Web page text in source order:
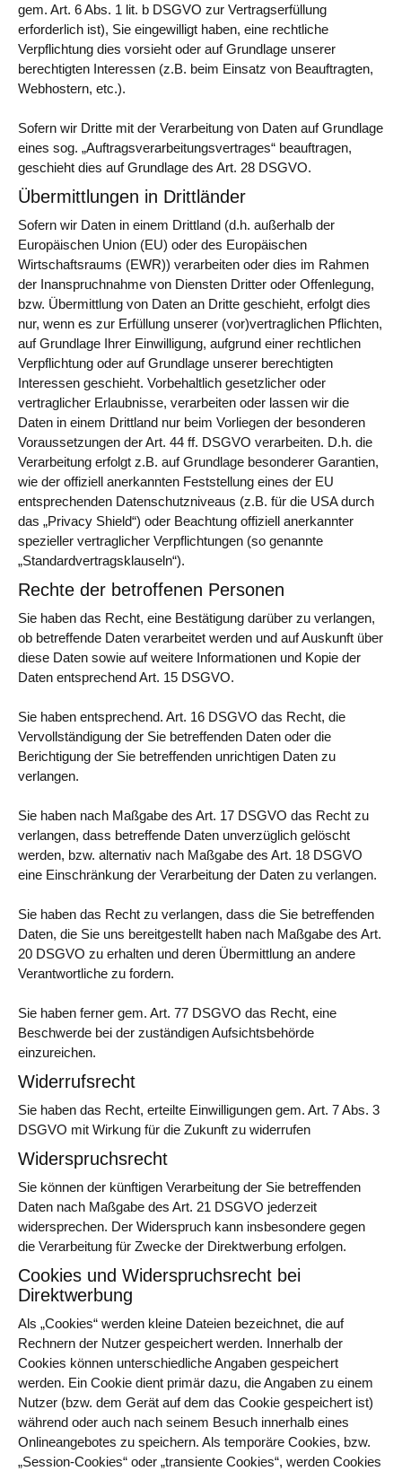
gem. Art. 6 Abs. 1 lit. b DSGVO zur Vertragserfüllung
erforderlich ist), Sie eingewilligt haben, eine rechtliche
Verpflichtung dies vorsieht oder auf Grundlage unserer
berechtigten Interessen (z.B. beim Einsatz von Beauftragten,
Webhostern, etc.).
Sofern wir Dritte mit der Verarbeitung von Daten auf Grundlage
eines sog. „Auftragsverarbeitungsvertrages“ beauftragen,
geschieht dies auf Grundlage des Art. 28 DSGVO.
Übermittlungen in Drittländer
Sofern wir Daten in einem Drittland (d.h. außerhalb der
Europäischen Union (EU) oder des Europäischen
Wirtschaftsraums (EWR)) verarbeiten oder dies im Rahmen
der Inanspruchnahme von Diensten Dritter oder Offenlegung,
bzw. Übermittlung von Daten an Dritte geschieht, erfolgt dies
nur, wenn es zur Erfüllung unserer (vor)vertraglichen Pflichten,
auf Grundlage Ihrer Einwilligung, aufgrund einer rechtlichen
Verpflichtung oder auf Grundlage unserer berechtigten
Interessen geschieht. Vorbehaltlich gesetzlicher oder
vertraglicher Erlaubnisse, verarbeiten oder lassen wir die
Daten in einem Drittland nur beim Vorliegen der besonderen
Voraussetzungen der Art. 44 ff. DSGVO verarbeiten. D.h. die
Verarbeitung erfolgt z.B. auf Grundlage besonderer Garantien,
wie der offiziell anerkannten Feststellung eines der EU
entsprechenden Datenschutzniveaus (z.B. für die USA durch
das „Privacy Shield“) oder Beachtung offiziell anerkannter
spezieller vertraglicher Verpflichtungen (so genannte
„Standardvertragsklauseln“).
Rechte der betroffenen Personen
Sie haben das Recht, eine Bestätigung darüber zu verlangen,
ob betreffende Daten verarbeitet werden und auf Auskunft über
diese Daten sowie auf weitere Informationen und Kopie der
Daten entsprechend Art. 15 DSGVO.
Sie haben entsprechend. Art. 16 DSGVO das Recht, die
Vervollständigung der Sie betreffenden Daten oder die
Berichtigung der Sie betreffenden unrichtigen Daten zu
verlangen.
Sie haben nach Maßgabe des Art. 17 DSGVO das Recht zu
verlangen, dass betreffende Daten unverzüglich gelöscht
werden, bzw. alternativ nach Maßgabe des Art. 18 DSGVO
eine Einschränkung der Verarbeitung der Daten zu verlangen.
Sie haben das Recht zu verlangen, dass die Sie betreffenden
Daten, die Sie uns bereitgestellt haben nach Maßgabe des Art.
20 DSGVO zu erhalten und deren Übermittlung an andere
Verantwortliche zu fordern.
Sie haben ferner gem. Art. 77 DSGVO das Recht, eine
Beschwerde bei der zuständigen Aufsichtsbehörde
einzureichen.
Widerrufsrecht
Sie haben das Recht, erteilte Einwilligungen gem. Art. 7 Abs. 3
DSGVO mit Wirkung für die Zukunft zu widerrufen
Widerspruchsrecht
Sie können der künftigen Verarbeitung der Sie betreffenden
Daten nach Maßgabe des Art. 21 DSGVO jederzeit
widersprechen. Der Widerspruch kann insbesondere gegen
die Verarbeitung für Zwecke der Direktwerbung erfolgen.
Cookies und Widerspruchsrecht bei
Direktwerbung
Als „Cookies“ werden kleine Dateien bezeichnet, die auf
Rechnern der Nutzer gespeichert werden. Innerhalb der
Cookies können unterschiedliche Angaben gespeichert
werden. Ein Cookie dient primär dazu, die Angaben zu einem
Nutzer (bzw. dem Gerät auf dem das Cookie gespeichert ist)
während oder auch nach seinem Besuch innerhalb eines
Onlineangebotes zu speichern. Als temporäre Cookies, bzw.
„Session-Cookies“ oder „transiente Cookies“, werden Cookies